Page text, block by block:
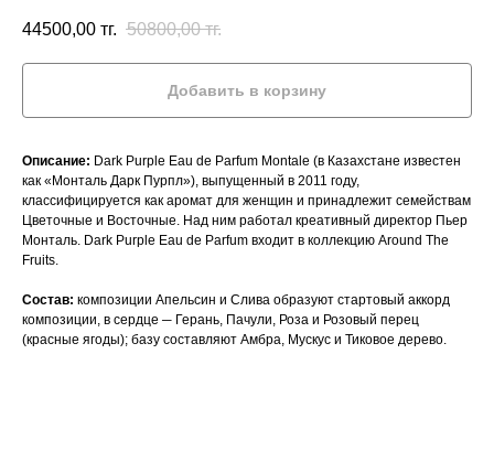
44500,00 тг. 50800,00 тг.
Добавить в корзину
Описание: Dark Purple Eau de Parfum Montale (в Казахстане известен
как «Монталь Дарк Пурпл»), выпущенный в 2011 году,
классифицируется как аромат для женщин и принадлежит семействам
Цветочные и Восточные. Над ним работал креативный директор Пьер
Монталь. Dark Purple Eau de Parfum входит в коллекцию Around The
Fruits.
Состав: композиции Апельсин и Слива образуют стартовый аккорд
композиции, в сердце ─ Герань, Пачули, Роза и Розовый перец
(красные ягоды); базу составляют Амбра, Мускус и Тиковое дерево.